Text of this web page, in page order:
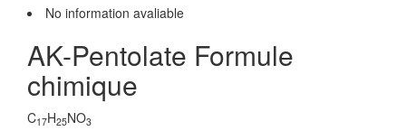
No information avaliable
AK-Pentolate Formule
chimique
C17H25NO3